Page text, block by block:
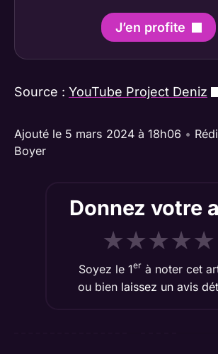
J’en profite
Source : YouTube Project Deniz
Ajouté le 5 mars 2024 à 18h06 •
Boyer
Donnez votre
★★★★★
Soyez le 1er à noter cet
ou bien laissez un avis